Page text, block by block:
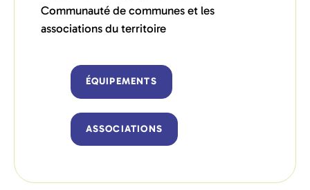
Communauté de communes et les
associations du territoire
ÉQUIPEMENTS
ASSOCIATIONS